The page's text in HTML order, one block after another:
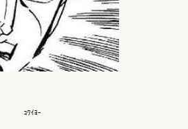
ｺﾜｲﾖｰ